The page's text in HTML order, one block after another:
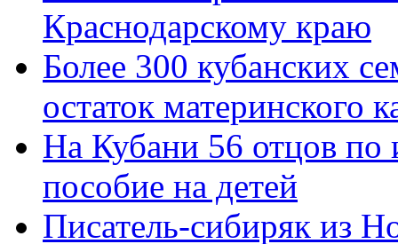
Краснодарскому краю
Более 300 кубанских
остаток материнского
На Кубани 56 отцов по
пособие на детей
Писатель-сибиряк из